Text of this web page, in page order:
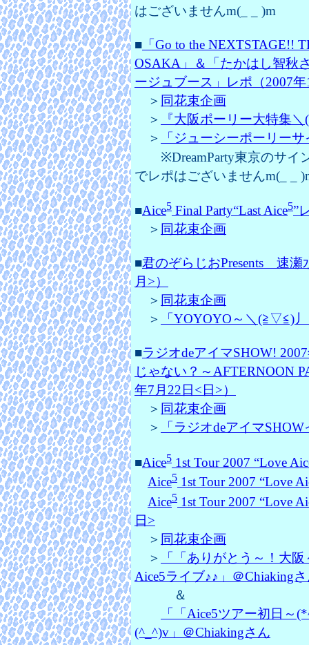
はございませんm(_ _ )m
■ 「Go to the NEXTSTAGE!!
OSAKA」＆「たかはし智秋
ージュブース」レポ（2007
＞ 同花束企画
＞
『大阪ポーリー大特集
＞
「ジューシーポーリー
※DreamParty東京のサイ
でレポはございませんm(_ _
■Aice5 Final Party“Last Aice5”
＞ 同花束企画
■君のぞらじおPresents 速瀬
月>）
＞ 同花束企画
＞
「YOYOYO～＼(≧▽≦)
■ラジオdeアイマSHOW!
じゃない？～AFTERNOON
年7月22日<日>）
＞ 同花束企画
＞
「ラジオdeアイマ
■Aice5 1st Tour 2007 “Love
Aice5 1st Tour 2007 “Love
Aice5 1st Tour 2007 “Love
日>
＞ 同花束企画
＞
「「ありがとう～！大
Aice5ライブ♪♪」＠Chiaking
＆
「「Aice5ツアー初日
(^_^)v」＠Chiakingさん